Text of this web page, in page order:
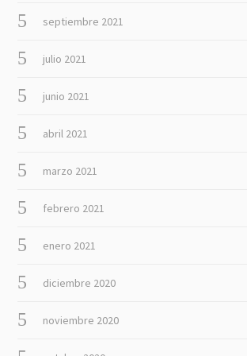
septiembre 2021
julio 2021
junio 2021
abril 2021
marzo 2021
febrero 2021
enero 2021
diciembre 2020
noviembre 2020